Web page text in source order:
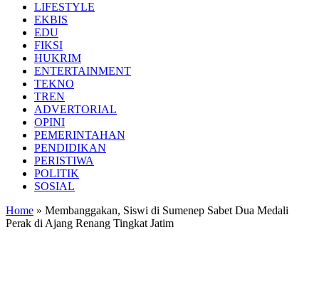
LIFESTYLE
EKBIS
EDU
FIKSI
HUKRIM
ENTERTAINMENT
TEKNO
TREN
ADVERTORIAL
OPINI
PEMERINTAHAN
PENDIDIKAN
PERISTIWA
POLITIK
SOSIAL
Home » Membanggakan, Siswi di Sumenep Sabet Dua Medali
Perak di Ajang Renang Tingkat Jatim